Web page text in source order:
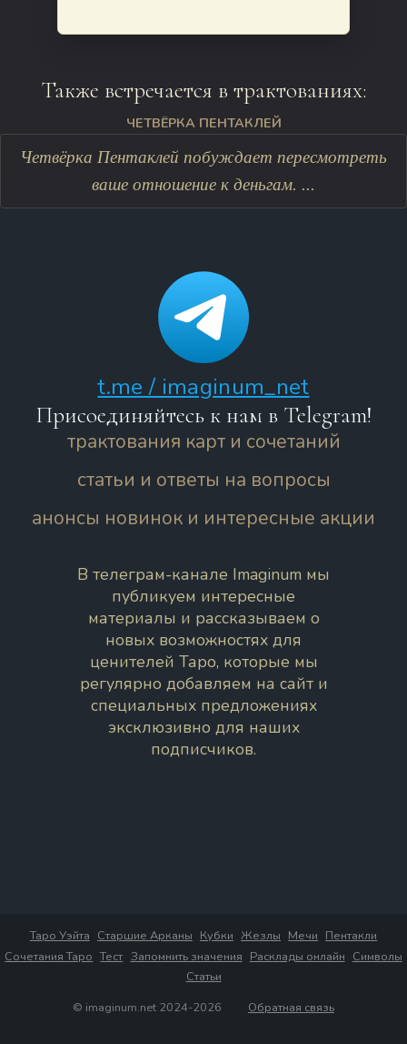
Также встречается в трактованиях:
ЧЕТВЁРКА ПЕНТАКЛЕЙ
Четвёрка Пентаклей побуждает пересмотреть
ваше отношение к деньгам. ...
t.me / imaginum_net
Присоединяйтесь к нам в Telegram!
трактования карт и сочетаний
статьи и ответы на вопросы
анонсы новинок и интересные акции
В телеграм-канале Imaginum мы
публикуем интересные
материалы и рассказываем о
новых возможностях для
ценителей Таро, которые мы
регулярно добавляем на сайт и
специальных предложениях
эксклюзивно для наших
подписчиков.
Таро Уэйта Старшие Арканы Кубки Жезлы Мечи Пентакли
Сочетания Таро Тест Запомнить значения Расклады онлайн Символы
Статьи
© imaginum.net 2024-2026
Обратная связь